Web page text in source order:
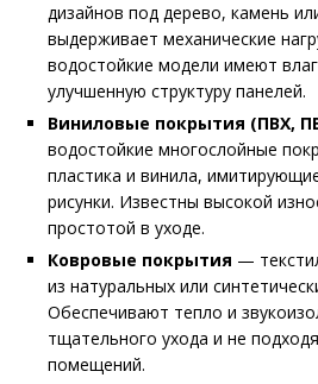
дизайнов под дерево, камень
выдерживает механические
водостойкие модели имеют
улучшенную структуру панелей.
Виниловые покрытия (ПВХ,
водостойкие многослойные
пластика и винила,
рисунки. Известны высокой
простотой в уходе.
Ковровые покрытия —
из натуральных или
Обеспечивают тепло и
тщательного ухода и не
помещений.